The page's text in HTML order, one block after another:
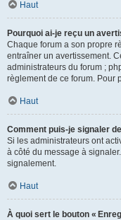
Haut
Pourquoi ai-je reçu un
Chaque forum a son propre
entraîner un avertissement.
administrateurs du forum ;
règlement de ce forum. Pour
Haut
Comment puis-je signaler
Si les administrateurs ont
à côté du message à
signalement.
Haut
À quoi sert le bouton «